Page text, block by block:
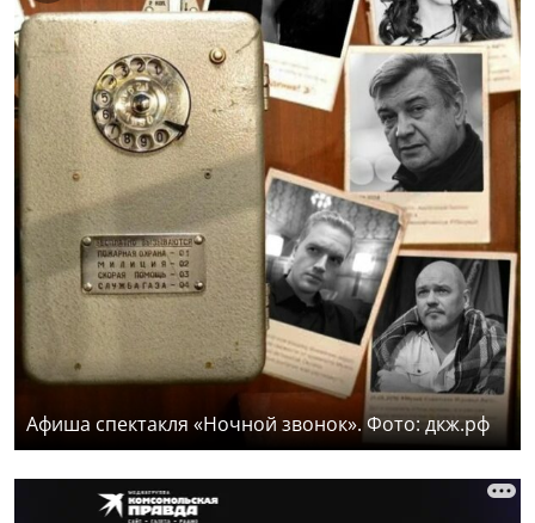
Афиша спектакля «Ночной звонок». Фото: дкж.рф